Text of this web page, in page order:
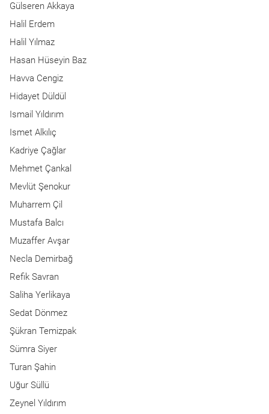
Gülseren Akkaya
Halil Erdem
Halil Yılmaz
Hasan Hüseyin Baz
Havva Cengiz
Hidayet Düldül
Ismail Yıldırım
Ismet Alkılıç
Kadriye Çağlar
Mehmet Çankal
Mevlüt Şenokur
Muharrem Çil
Mustafa Balcı
Muzaffer Avşar
Necla Demirbağ
Refik Savran
Saliha Yerlikaya
Sedat Dönmez
Şükran Temizpak
Sümra Siyer
Turan Şahin
Uğur Süllü
Zeynel Yıldırım